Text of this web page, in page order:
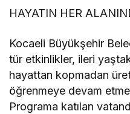
HAYATIN HER
Kocaeli Büyükşehir
tür etkinlikler, ileri
hayattan kopmadan
öğrenmeye devam
Programa katılan